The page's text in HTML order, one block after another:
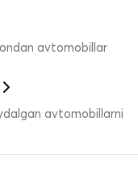
avtomobillar
avtomobillarni